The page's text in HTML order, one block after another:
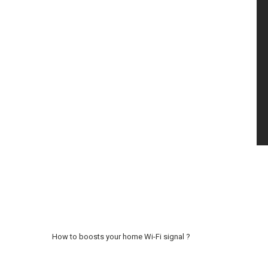
How to boosts your home Wi-Fi signal ?